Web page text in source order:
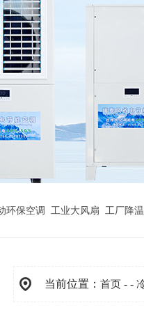
环保空调 工业大风扇 工厂降温
当前位置： 首页 - -